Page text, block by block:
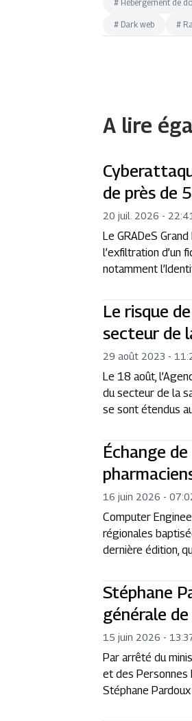
# Hébergement de
# Dark web #
A lire
de près de
20 juil. 2026 - 22:41
Le GRADeS
l’exfiltration d’un
notamment
Le risque
secteur de
29 août 2023 -
Le 18 août,
du secteur de la
se sont étendus
Échange
16 juin 2026 -
Computer
régionales
dernière édition,
Stéphane
générale de
15 juin 2026 -
Par arrêté du
et des Personnes
Stéphane